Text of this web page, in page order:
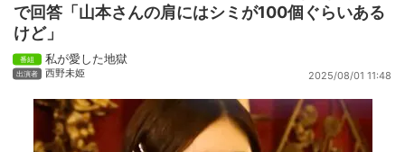
で回答「山本さんの肩にはシミが100個ぐらいある
けど」
私が愛した地獄
西野未姫 2025/08/01 11:48